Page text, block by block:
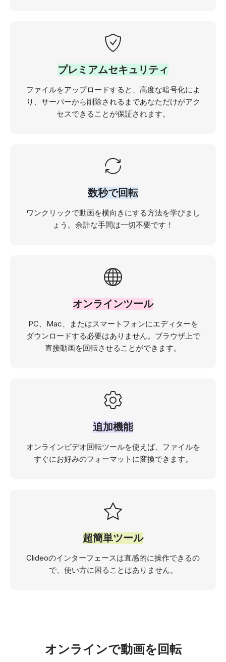
プレミアムセキュリティ
ファイルをアップロードすると、高度な暗号化によ
り、サーバーから削除されるまであなただけがアク
セスできることが保証されます。
数秒で回転
ワンクリックで動画を横向きにする方法を学びまし
ょう。余計な手間は一切不要です！
オンラインツール
PC、Mac、またはスマートフォンにエディターを
ダウンロードする必要はありません。ブラウザ上で
直接動画を回転させることができます。
追加機能
オンラインビデオ回転ツールを使えば、ファイルを
すぐにお好みのフォーマットに変換できます。
超簡単ツール
Clideoのインターフェースは直感的に操作できるの
で、使い方に困ることはありません。
オンラインで動画を回転